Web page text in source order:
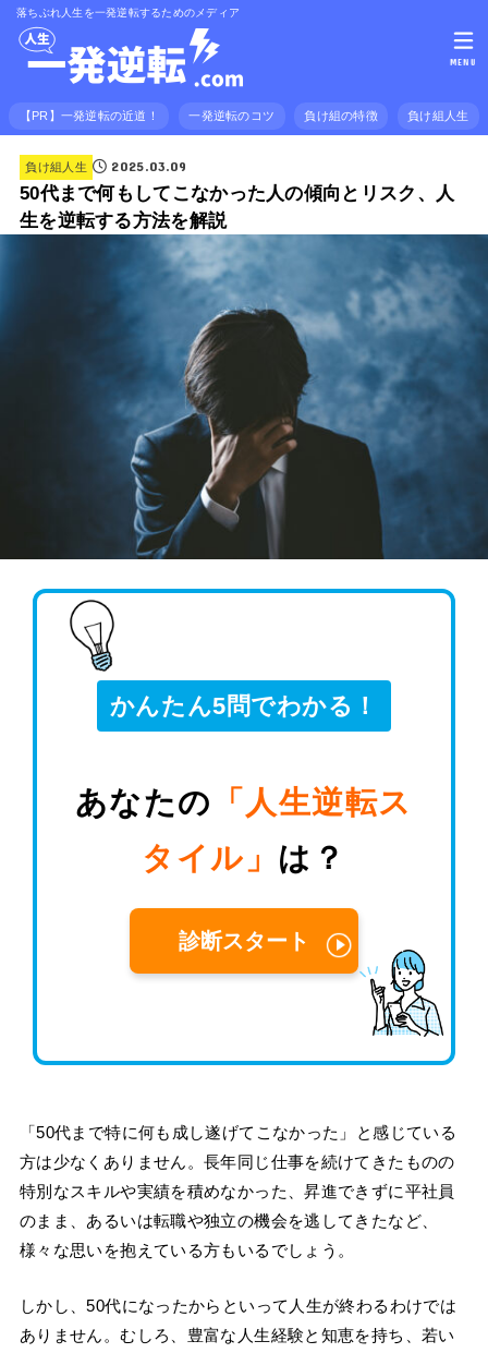
落ちぶれ人生を一発逆転するためのメディア
【PR】一発逆転の近道！ 一発逆転のコツ 負け組の特徴 負け組人生
MENU
負け組人生 2025.03.09
50代まで何もしてこなかった人の傾向とリスク、人
生を逆転する方法を解説
かんたん5問でわかる！
あなたの 「人生逆転ス
タイル」 は？
診断スタート
「50代まで特に何も成し遂げてこなかった」と感じている
方は少なくありません。長年同じ仕事を続けてきたものの
特別なスキルや実績を積めなかった、昇進できずに平社員
のまま、あるいは転職や独立の機会を逃してきたなど、
様々な思いを抱えている方もいるでしょう。
しかし、50代になったからといって人生が終わるわけでは
ありません。むしろ、豊富な人生経験と知恵を持ち、若い